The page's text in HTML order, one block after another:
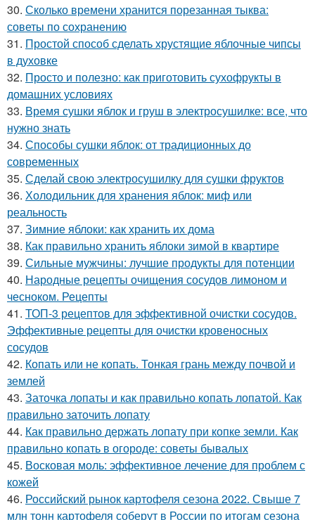
30. Сколько времени хранится порезанная тыква:
советы по сохранению
31. Простой способ сделать хрустящие яблочные чипсы
в духовке
32. Просто и полезно: как приготовить сухофрукты в
домашних условиях
33. Время сушки яблок и груш в электросушилке: все, что
нужно знать
34. Способы сушки яблок: от традиционных до
современных
35. Сделай свою электросушилку для сушки фруктов
36. Холодильник для хранения яблок: миф или
реальность
37. Зимние яблоки: как хранить их дома
38. Как правильно хранить яблоки зимой в квартире
39. Сильные мужчины: лучшие продукты для потенции
40. Народные рецепты очищения сосудов лимоном и
чесноком. Рецепты
41. ТОП-3 рецептов для эффективной очистки сосудов.
Эффективные рецепты для очистки кровеносных
сосудов
42. Копать или не копать. Тонкая грань между почвой и
землей
43. Заточка лопаты и как правильно копать лопатой. Как
правильно заточить лопату
44. Как правильно держать лопату при копке земли. Как
правильно копать в огороде: советы бывалых
45. Восковая моль: эффективное лечение для проблем с
кожей
46. Российский рынок картофеля сезона 2022. Свыше 7
млн тонн картофеля соберут в России по итогам сезона